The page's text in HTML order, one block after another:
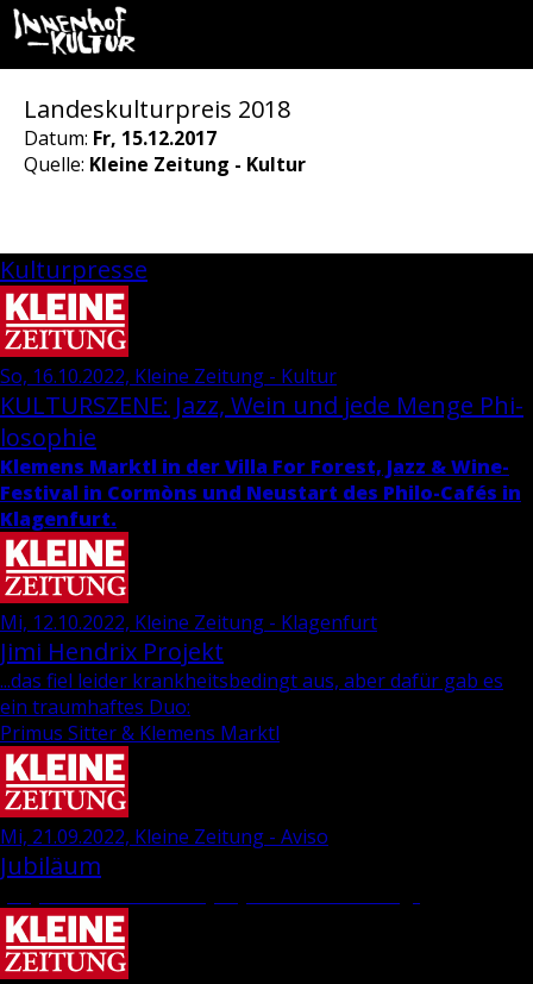
Landeskulturpreis 2018
Datum: Fr, 15.12.2017
Quelle: Kleine Zeitung - Kultur
Kulturpresse
So, 16.10.2022, Kleine Zeitung - Kultur
KUL­TUR­SZE­NE: Jazz, Wein und jede Menge Phi­
lo­so­phie
Kle­mens Marktl in der Villa For Fo­rest, Jazz & Wi­ne-
Fes­ti­val in Cormòns und Neu­start des Phi­lo-Cafés in
Kla­gen­furt.
Mi, 12.10.2022, Kleine Zeitung - Klagenfurt
Jimi Hen­d­rix Pro­jekt
...das fiel leider krankheitsbedingt aus, aber dafür gab es
ein traumhaftes Duo:
Primus Sitter & Klemens Marktl
Mi, 21.09.2022, Kleine Zeitung - Aviso
Jubiläum